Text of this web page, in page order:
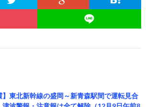
】東北新幹線の盛岡～新青森駅間で運転見合